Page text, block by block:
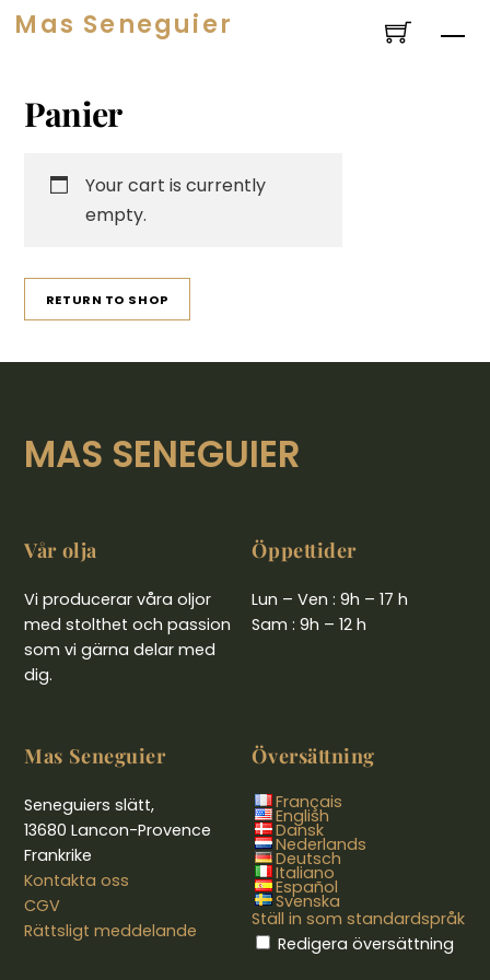
Hoppa
Mas Seneguier
Panier
Your cart is currently
empty.
RETURN TO SHOP
MAS SENEGUIER
Vår olja
Vi producerar våra oljor
med stolthet och passion
som vi gärna delar med
dig.
Öppettider
Lun – Ven : 9h – 17 h
Sam : 9h – 12 h
Mas Seneguier
Seneguiers slätt,
13680 Lancon-Provence
Frankrike
Kontakta oss
CGV
Rättsligt meddelande
Översättning
Français
English
Dansk
Nederlands
Deutsch
Italiano
Español
Svenska
Ställ in som standardspråk
Redigera översättning